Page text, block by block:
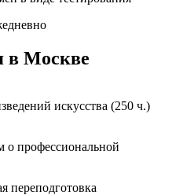
в Москве
искусства (250 ч.)
о профессиональной
переподготовка